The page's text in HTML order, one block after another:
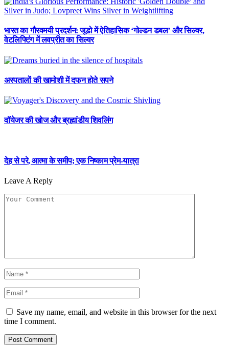
भारत का गौरवमयी प्रदर्शन: जूडो में ऐतिहासिक ‘गोल्डन डबल’ और सिल्वर,
वेटलिफ्टिंग में लवप्रीत का सिल्वर
अस्पतालों की खामोशी में दफन होते सपने
वॉयेजर की खोज और ब्रह्मांडीय शिवलिंग
देह से परे, आत्मा के समीप; एक निष्काम प्रेम-यात्रा
Leave A Reply
Save my name, email, and website in this browser for the next
time I comment.